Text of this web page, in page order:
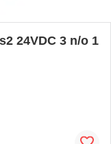
24VDC 3 n/o 1